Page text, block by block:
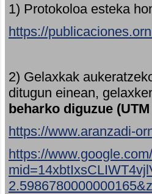
1) Protokoloa esteka
https://
2) Gelaxkak
ditugun einean,
beharko diguzue
https://www.aranzadi-
https://